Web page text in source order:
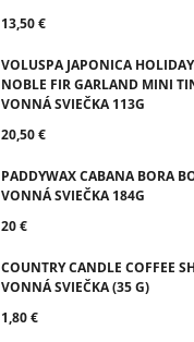
13,50 €
VOLUSPA JAPONICA HOLIDAY
NOBLE FIR GARLAND MINI
VONNÁ SVIEČKA 113G
20,50 €
PADDYWAX CABANA BORA
VONNÁ SVIEČKA 184G
20 €
COUNTRY CANDLE COFFEE
VONNÁ SVIEČKA (35 G)
1,80 €